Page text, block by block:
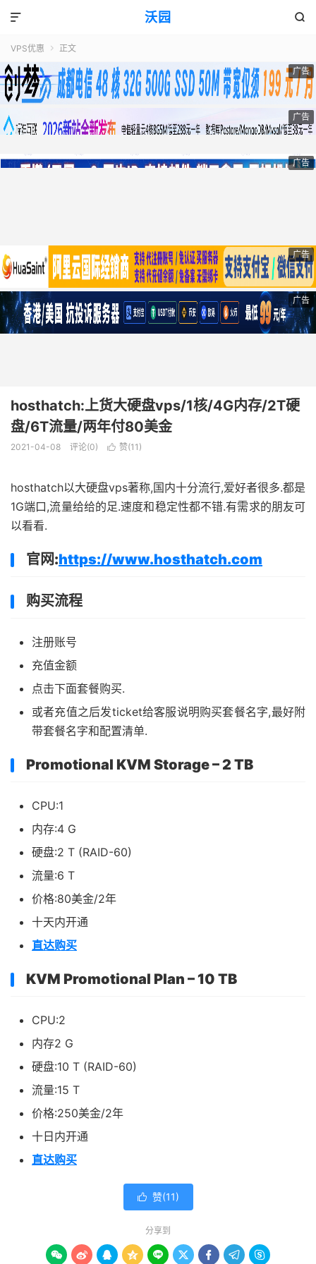
沃园 

VPS优惠  正文
广告
广告
广告
广告
广告
hosthatch:上货大硬盘vps/1核/4G内存/2T硬
盘/6T流量/两年付80美金
2021-04-08 评论(0)  赞(11 )
hosthatch以大硬盘vps著称,国内十分流行,爱好者很多.都是
1G端口,流量给给的足.速度和稳定性都不错.有需求的朋友可
以看看.
官网:https://www.hosthatch.com
购买流程
注册账号
充值金额
点击下面套餐购买.
或者充值之后发ticket给客服说明购买套餐名字,最好附
带套餐名字和配置清单.
Promotional KVM Storage – 2 TB
CPU:1
内存:4 G
硬盘:2 T (RAID-60)
流量:6 T
价格:80美金/2年
十天内开通
直达购买
KVM Promotional Plan – 10 TB
CPU:2
内存2 G
硬盘:10 T (RAID-60)
流量:15 T
价格:250美金/2年
十日内开通
直达购买
 赞(11)
分享到
        